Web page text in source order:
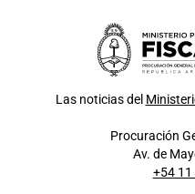
Las noticias del
Procuración
Av. de
+54 11